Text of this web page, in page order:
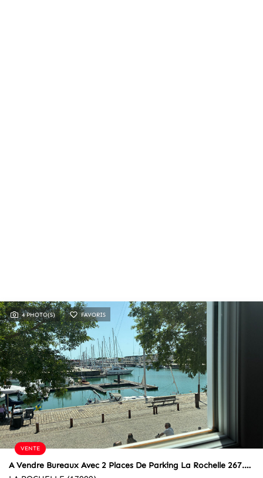
4 PHOTO(S) FAVORIS
VENTE
A Vendre Bureaux Avec 2 Places De Parking La Rochelle 267.62 M²